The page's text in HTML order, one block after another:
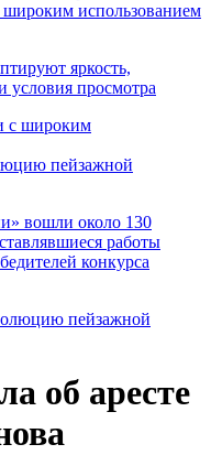
широким использованием
яркость,
условия просмотра
пейзажной
вошли около 130
работы
конкурса
об аресте